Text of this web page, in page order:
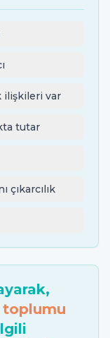
ilişkileri var
tutar
çıkarcılık
toplumu